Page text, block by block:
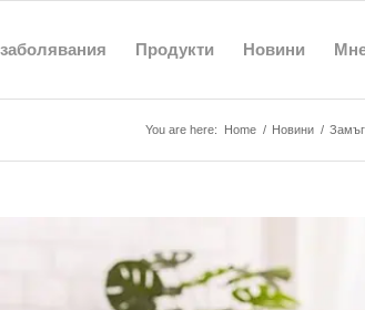
Продукти Новини
You are here: Home / Новини /